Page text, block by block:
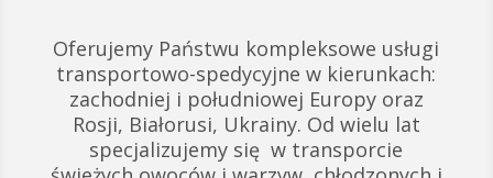
Oferujemy Państwu kompleksowe usługi
transportowo-spedycyjne w kierunkach:
zachodniej i południowej Europy oraz
Rosji, Białorusi, Ukrainy. Od wielu lat
specjalizujemy się w transporcie